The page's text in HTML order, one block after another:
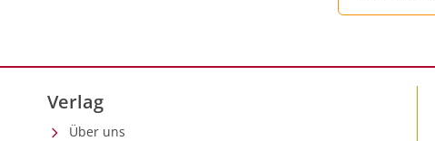
Verlag
Über uns